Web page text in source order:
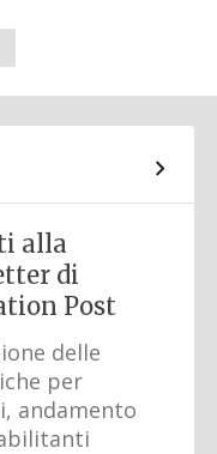
alla
di
Post
delle
per
andamento